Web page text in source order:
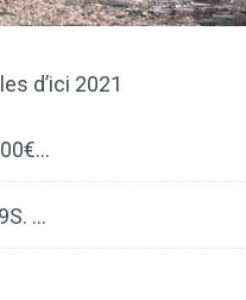
d’ici 2021
…